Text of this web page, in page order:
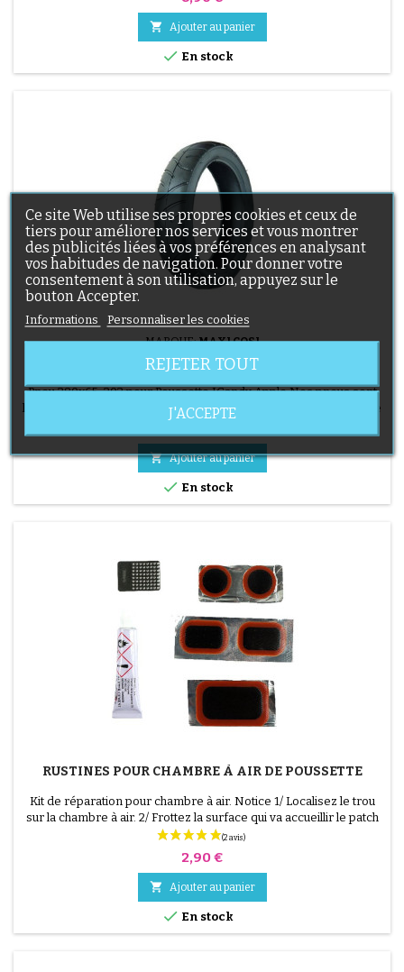
 Ajouter au panier
 En stock
MARQUE:MAXI COSI
PNEU 280X65-203 POUSSETTE ICANDY APPLE
Pneu 280x65-203 pour Poussette ICandy Apple Nos pneus sont
légèrement déformés, le pneu reprend sa forme après montage
et mise en pression.
 Ajouter au panier
 En stock
RUSTINES POUR CHAMBRE À AIR DE POUSSETTE
Kit de réparation pour chambre à air. Notice 1/ Localisez le trou
sur la chambre à air. 2/ Frottez la surface qui va accueillir le patch
avec le grattoir fourni. 3/ Dégraissez, nettoyez et séchez la
Patientez environ 1 mIn, jusqu'à ce que la colle ne brille plus. 6/
Positionnez le patch au...
Prix
2,90 €
 Ajouter au panier
 En stock
Ce site Web utilise ses propres cookies et ceux de
tiers pour améliorer nos services et vous montrer
des publicités liées à vos préférences en analysant
vos habitudes de navigation. Pour donner votre
consentement à son utilisation, appuyez sur le
bouton Accepter.
Informations Personnaliser les cookies
REJETER TOUT
J'ACCEPTE